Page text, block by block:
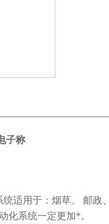
子称
适用于：烟草、 邮政
化系统一定更加*。